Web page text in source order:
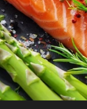
Best Seller
Proteina di piselli
Proteine del Siero
Allevamento al
Peptidi di
Whey al
alimentate a erba
Whey di erba
Siero di latte da
Shop All Protein